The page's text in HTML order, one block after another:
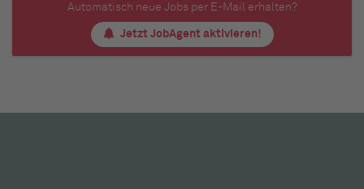
Automatisch neue Jobs per E-Mail erhalten?
Jetzt JobAgent aktivieren!